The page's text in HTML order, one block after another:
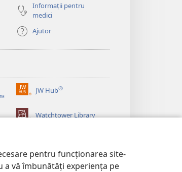
pentru funcționarea site-
vă îmbunătăți experiența pe
Informații pentru
medici
Ajutor
JW Hub®
(se
o
Watchtower Library